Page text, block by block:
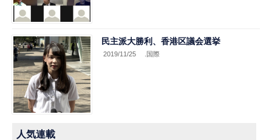
民主派大勝利、香港区議会選挙
2019/11/25 .国際
人気連載